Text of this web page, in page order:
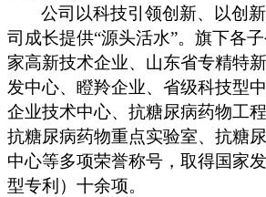
公司以科技引领创新、以创
司成长提供“源头活水”。旗下各
家高新技术企业、山东省专精特
发中心、瞪羚企业、省级科技型
企业技术中心、抗糖尿病药物工
抗糖尿病药物重点实验室、抗糖
中心等多项荣誉称号，取得国家
型专利）十余项。